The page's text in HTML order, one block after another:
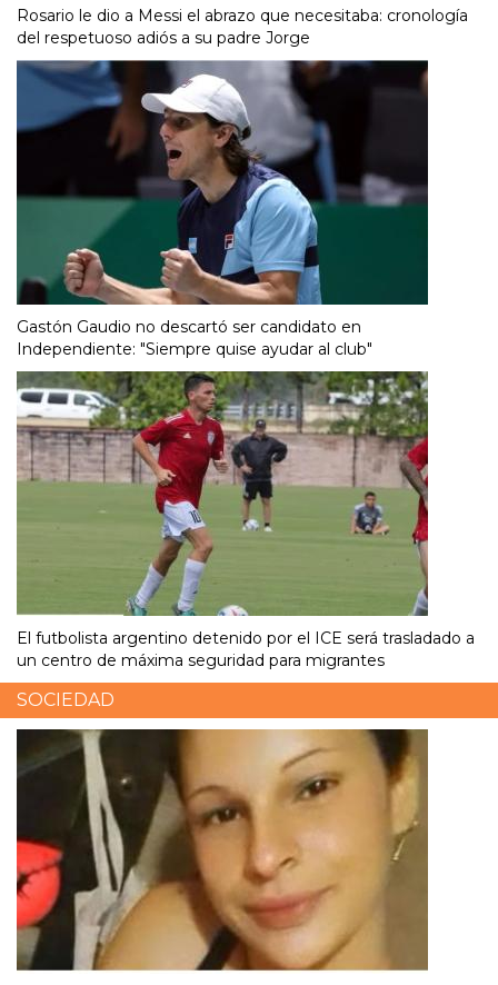
Rosario le dio a Messi el abrazo que necesitaba: cronología
del respetuoso adiós a su padre Jorge
Gastón Gaudio no descartó ser candidato en
Independiente: "Siempre quise ayudar al club"
El futbolista argentino detenido por el ICE será trasladado a
un centro de máxima seguridad para migrantes
SOCIEDAD